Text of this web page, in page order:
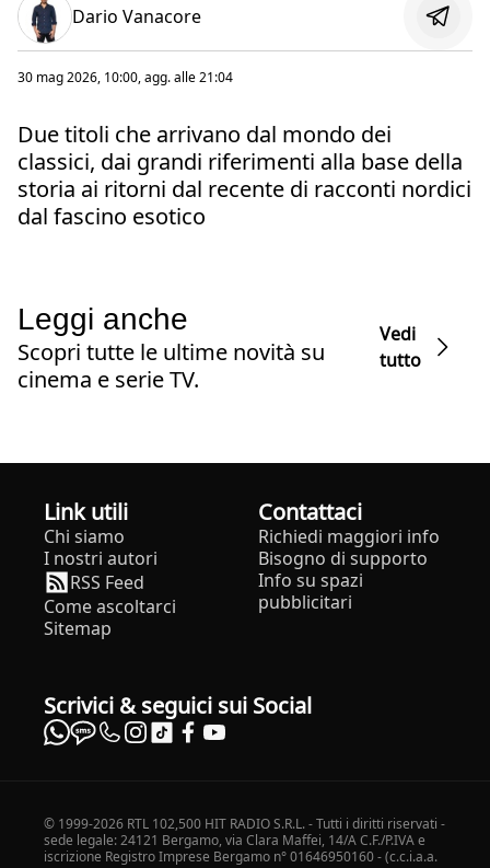
Dario Vanacore
30 mag 2026, 10:00, agg. alle21:04
Due titoli che arrivano dal mondo dei
classici, dai grandi riferimenti alla base della
storia ai ritorni dal recente di racconti nordici
dal fascino esotico
Leggi anche
Scopri tutte le ultime novità su
cinema e serie TV.
Vedi
tutto
Link utili
Chi siamo
I nostri autori
RSS Feed
Come ascoltarci
Sitemap
Contattaci
Richiedi maggiori info
Bisogno di supporto
Info su spazi
pubblicitari
Scrivici & seguici sui Social
© 1999-2026 RTL 102,500 HIT RADIO S.R.L. - Tutti i diritti riservati -
sede legale: 24121 Bergamo, via Clara Maffei, 14/A C.F./P.IVA e
iscrizione Registro Imprese Bergamo n° 01646950160 - (c.c.i.a.a.